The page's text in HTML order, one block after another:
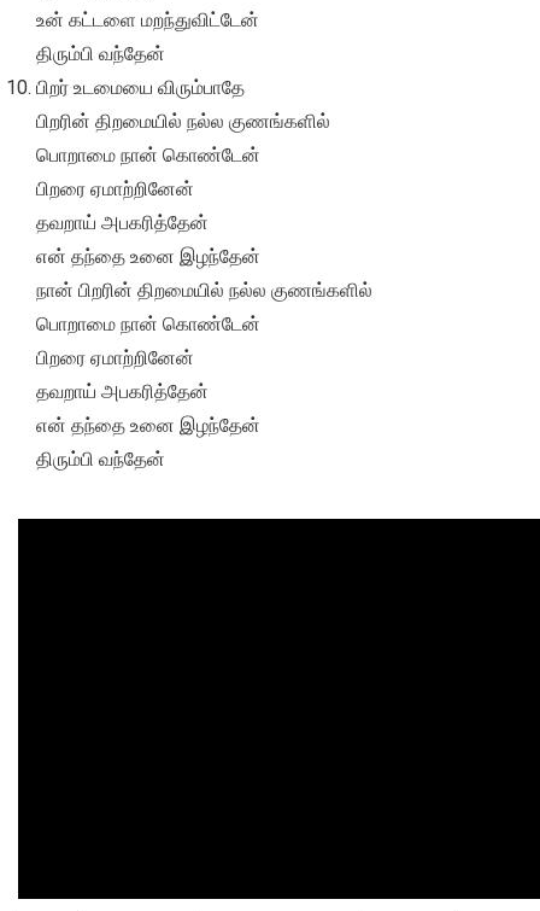
உன் கட்டளை மறந்துவிட்டேன்
திரும்பி வந்தேன்
பிறர் உடமையை விரும்பாதே
பிறரின் திறமையில் நல்ல குணங்களில்
பொறாமை நான் கொண்டேன்
பிறரை ஏமாற்றினேன்
தவறாய் அபகரித்தேன்
என் தந்தை உனை இழந்தேன்
நான் பிறரின் திறமையில் நல்ல குணங்களில்
பொறாமை நான் கொண்டேன்
பிறரை ஏமாற்றினேன்
தவறாய் அபகரித்தேன்
என் தந்தை உனை இழந்தேன்
திரும்பி வந்தேன்